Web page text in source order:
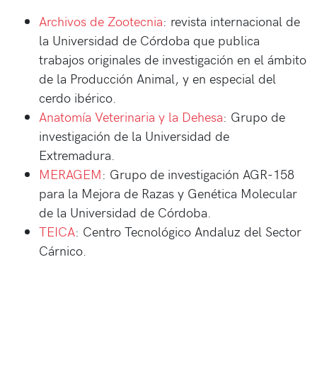
Archivos de Zootecnia: revista internacional de
la Universidad de Córdoba que publica
trabajos originales de investigación en el ámbito
de la Producción Animal, y en especial del
cerdo ibérico.
Anatomía Veterinaria y la Dehesa: Grupo de
investigación de la Universidad de
Extremadura.
MERAGEM: Grupo de investigación AGR-158
para la Mejora de Razas y Genética Molecular
de la Universidad de Córdoba.
TEICA: Centro Tecnológico Andaluz del Sector
Cárnico.